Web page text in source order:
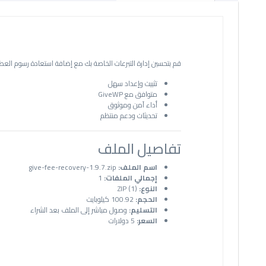
قم بتحسين إدارة التبرعات الخاصة بك مع إضافة استعادة رسوم العطاء 1.9.7. هذه الأداة القوية تتيح لك استرداد رسوم المعاملات على تبرعاتك بسهولة، مما يزيد من جهود جمع التبرعات
تثبيت وإعداد سهل
متوافق مع GiveWP
أداء آمن وموثوق
تحديثات ودعم منتظم
تفاصيل الملف
اسم الملف:
إجمالي الملفات:
النوع:ZIP (1)
الحجم:
التسليم: وصول مباشر إلى الملف بعد الشراء
السعر: